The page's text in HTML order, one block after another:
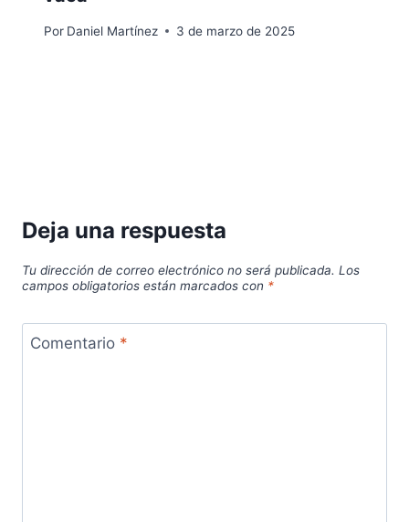
Por Daniel Martínez 3 de marzo de 2025
Deja una respuesta
Tu dirección de correo electrónico no será publicada. Los
campos obligatorios están marcados con *
Comentario *